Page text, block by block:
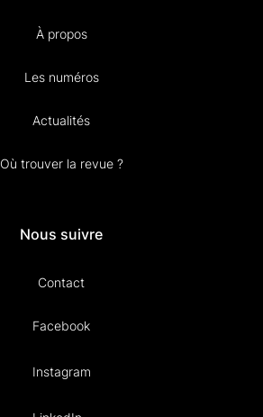
À propos
Les numéros
Actualités
Où trouver la revue ?
Nous suivre
Contact
Facebook
Instagram